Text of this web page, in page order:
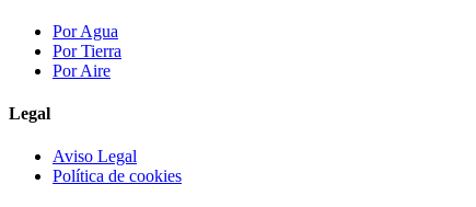
Por Agua
Por Tierra
Por Aire
Legal
Aviso Legal
Política de cookies